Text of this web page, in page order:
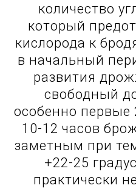
количество
который
кислорода к
в начальный
развития
свободный
особенно первые
10-12 часов
заметным при
+22-25
практически